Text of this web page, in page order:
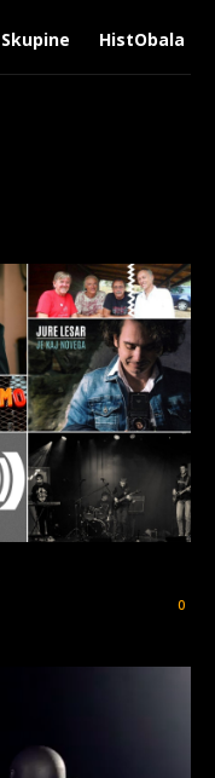
Skupine HistObala
0